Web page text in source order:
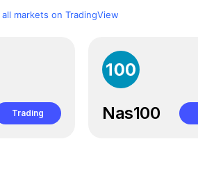
all markets on TradingView
Trading
Nas100